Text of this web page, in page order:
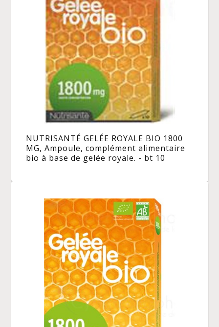
NUTRISANTÉ GELÉE ROYALE BIO 1800
MG, Ampoule, complément alimentaire
bio à base de gelée royale. - bt 10